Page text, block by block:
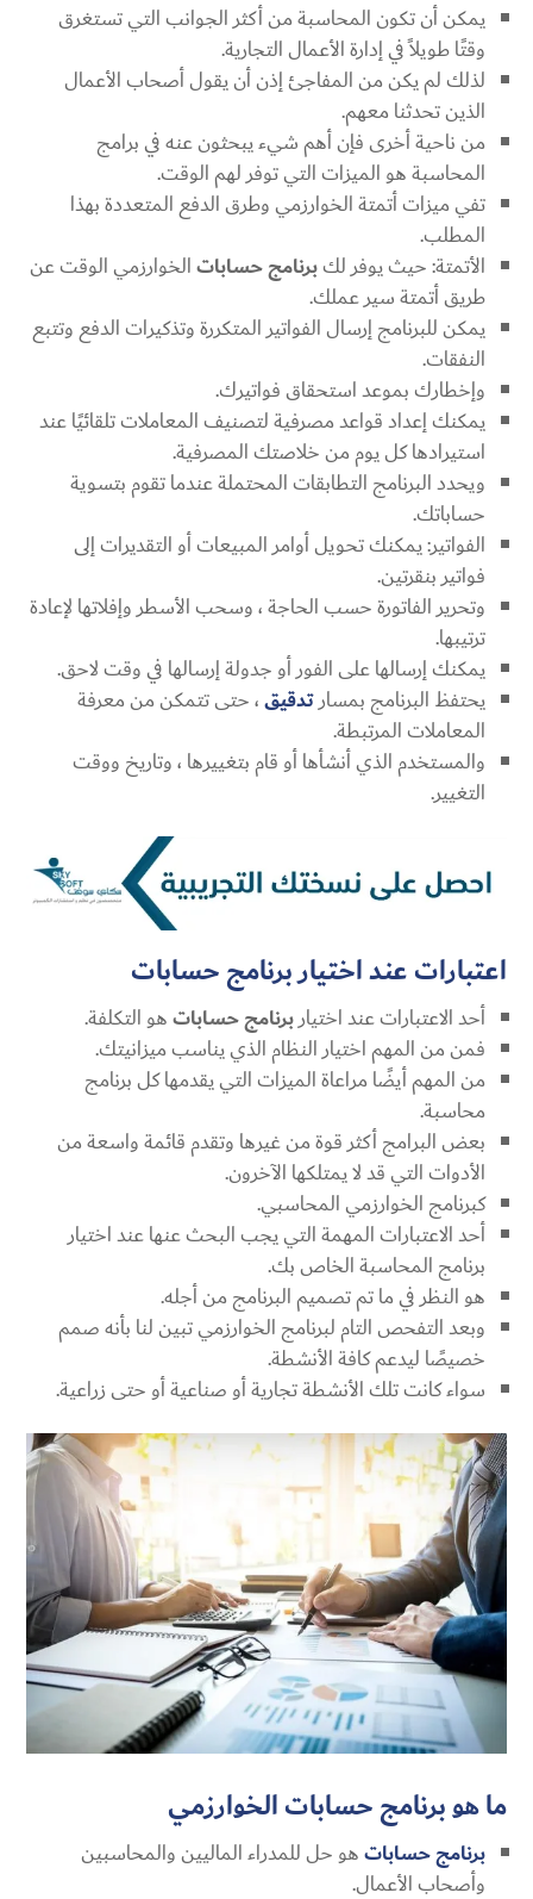
يمكن أن تكون المحاسبة من أكثر الجوانب التي تستغرق
وقتًا طويلاً في إدارة الأعمال التجارية.
لذلك لم يكن من المفاجئ إذن أن يقول أصحاب الأعمال
الذين تحدثنا معهم.
من ناحية أخرى فإن أهم شيء يبحثون عنه في برامج
المحاسبة هو الميزات التي توفر لهم الوقت.
تفي ميزات أتمتة الخوارزمي وطرق الدفع المتعددة بهذا
المطلب.
الأتمتة: حيث يوفر لكبرنامج حساباتالخوارزمي الوقت عن
طريق أتمتة سير عملك.
يمكن للبرنامج إرسال الفواتير المتكررة وتذكيرات الدفع وتتبع
النفقات.
وإخطارك بموعد استحقاق فواتيرك.
يمكنك إعداد قواعد مصرفية لتصنيف المعاملات تلقائيًا عند
استيرادها كل يوم من خلاصتك المصرفية.
ويحدد البرنامج التطابقات المحتملة عندما تقوم بتسوية
حساباتك.
الفواتير: يمكنك تحويل أوامر المبيعات أو التقديرات إلى
فواتير بنقرتين.
وتحرير الفاتورة حسب الحاجة ، وسحب الأسطر وإفلاتها لإعادة
ترتيبها.
يمكنك إرسالها على الفور أو جدولة إرسالها في وقت لاحق.
يحتفظ البرنامج بمسارتدقيق، حتى تتمكن من معرفة
المعاملات المرتبطة.
والمستخدم الذي أنشأها أو قام بتغييرها ، وتاريخ ووقت
التغيير.
اعتبارات عند اختيار برنامج حسابات
أحد الاعتبارات عند اختياربرنامج حساباتهو التكلفة.
فمن من المهم اختيار النظام الذي يناسب ميزانيتك.
من المهم أيضًا مراعاة الميزات التي يقدمها كل برنامج
محاسبة.
بعض البرامج أكثر قوة من غيرها وتقدم قائمة واسعة من
الأدوات التي قد لا يمتلكها الآخرون.
كبرنامج الخوارزمي المحاسبي.
أحد الاعتبارات المهمة التي يجب البحث عنها عند اختيار
برنامج المحاسبة الخاص بك.
هو النظر في ما تم تصميم البرنامج من أجله.
وبعد التفحص التام لبرنامج الخوارزمي تبين لنا بأنه صمم
خصيصًا ليدعم كافة الأنشطة.
سواء كانت تلك الأنشطة تجارية أو صناعية أو حتى زراعية.
ما هو برنامج حسابات الخوارزمي
برنامج حساباتهو حل للمدراء الماليين والمحاسبين
وأصحاب الأعمال.